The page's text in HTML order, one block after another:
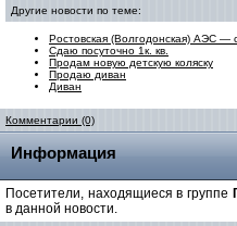
Другие новости по теме:
Ростовская (Волгодонская) АЭС —
Сдаю посуточно 1к. кв.
Продам новую детскую коляску
Продаю диван
Диван
Комментарии (0)
Информация
Посетители, находящиеся в группе
в данной новости.